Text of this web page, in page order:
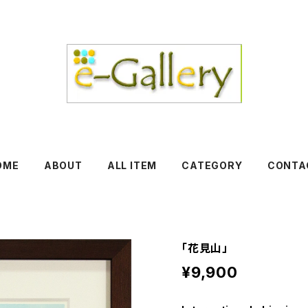
ABOUT ALL ITEM CATEGORY
「花見山」
¥9,900